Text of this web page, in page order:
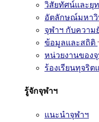
วิสัยทัศน์และยุ
อัตลักษณ์มหาวิ
จุฬาฯ กับความ
ข้อมูลและสถิติ
หน่วยงานของ
ร้องเรียนทุจริ
รู้จักจุฬาฯ
แนะนำจุฬาฯ